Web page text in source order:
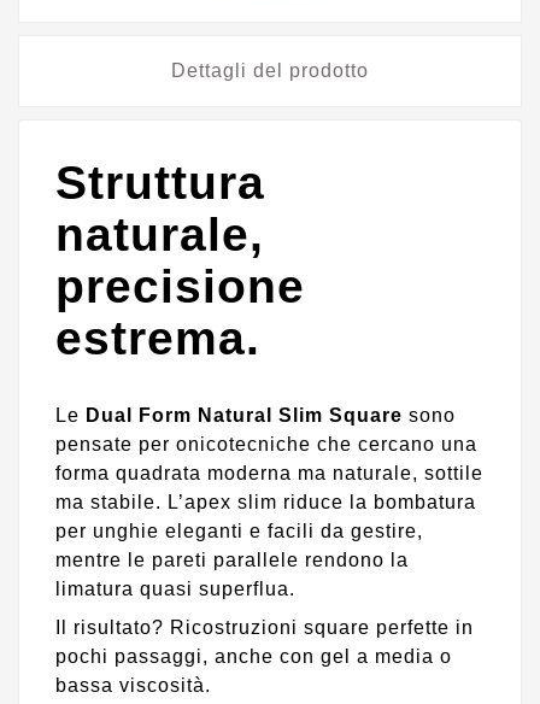
Dettagli del prodotto
Struttura
naturale,
precisione
estrema.
Le Dual Form Natural Slim Square sono
pensate per onicotecniche che cercano una
forma quadrata moderna ma naturale, sottile
ma stabile. L’apex slim riduce la bombatura
per unghie eleganti e facili da gestire,
mentre le pareti parallele rendono la
limatura quasi superflua.
Il risultato? Ricostruzioni square perfette in
pochi passaggi, anche con gel a media o
bassa viscosità.